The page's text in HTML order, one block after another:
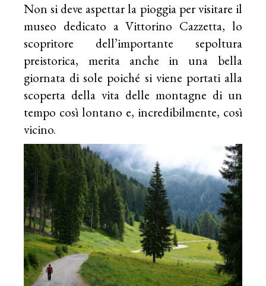
Non si deve aspettar la pioggia per visitare il
museo dedicato a Vittorino Cazzetta, lo
scopritore dell’importante sepoltura
preistorica, merita anche in una bella
giornata di sole poiché si viene portati alla
scoperta della vita delle montagne di un
tempo così lontano e, incredibilmente, così
vicino.